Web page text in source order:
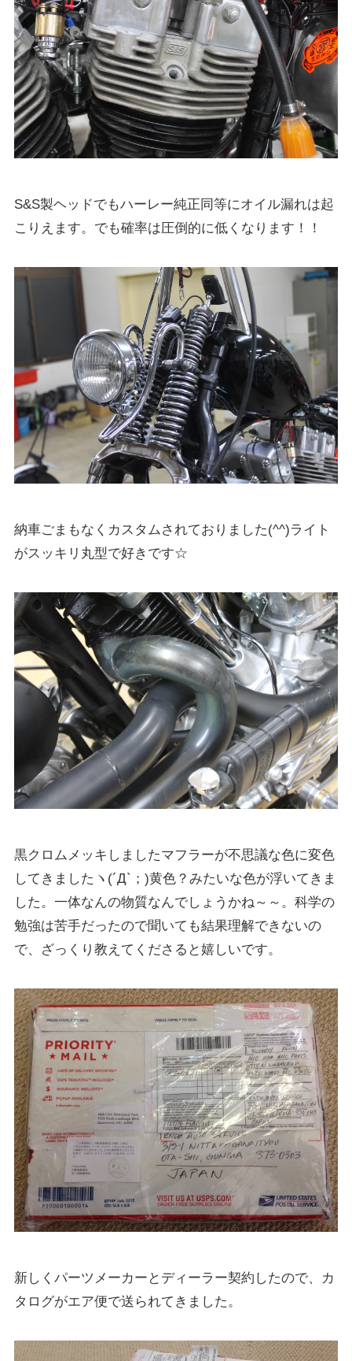
S&S製ヘッドでもハーレー純正同等にオイル漏れは起
こりえます。でも確率は圧倒的に低くなります！！
納車ごまもなくカスタムされておりました(^^)ライト
がスッキリ丸型で好きです☆
黒クロムメッキしましたマフラーが不思議な色に変色
してきましたヽ(´Д`；)黄色？みたいな色が浮いてきま
した。一体なんの物質なんでしょうかね～～。科学の
勉強は苦手だったので聞いても結果理解できないの
で、ざっくり教えてくださると嬉しいです。
新しくパーツメーカーとディーラー契約したので、カ
タログがエア便で送られてきました。